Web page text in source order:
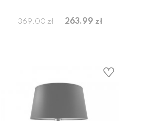
369.00 zł 263.99 zł